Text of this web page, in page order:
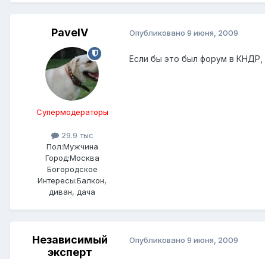
PavelV
Супермодераторы
29.9 тыс
Пол:Мужчина
Город:Москва
Богородское
Интересы:Балкон,
диван, дача
Опубликовано 9 июня, 2009
Если бы это был форум в КНДР,
Независимый
эксперт
Опубликовано 9 июня, 2009